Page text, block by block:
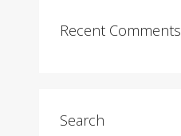
Recent Comments
Search